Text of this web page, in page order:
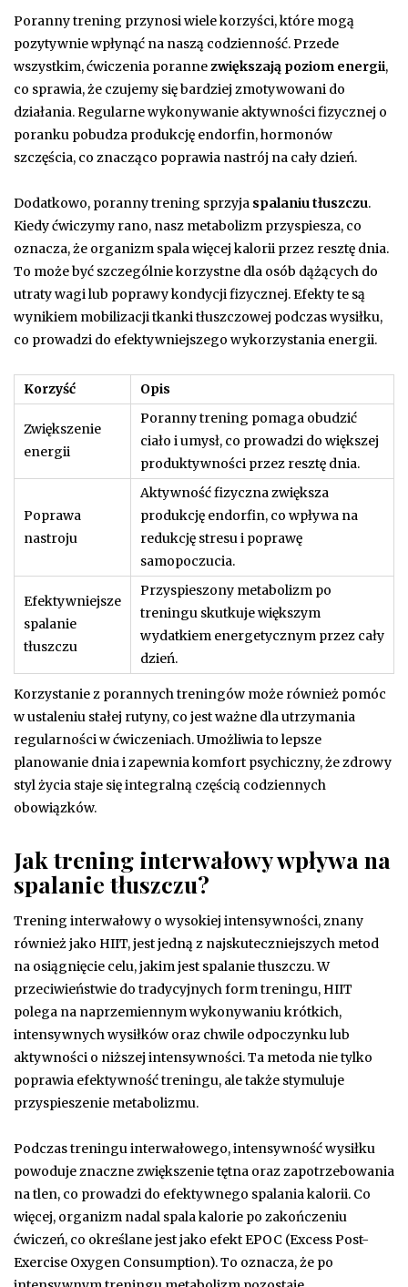
Poranny trening przynosi wiele korzyści, które mogą
pozytywnie wpłynąć na naszą codzienność. Przede
wszystkim, ćwiczenia porannezwiększają poziom energii,
co sprawia, że czujemy się bardziej zmotywowani do
działania. Regularne wykonywanie aktywności fizycznej o
poranku pobudza produkcję endorfin, hormonów
szczęścia, co znacząco poprawia nastrój na cały dzień.
Dodatkowo, poranny trening sprzyja spalaniu tłuszczu.
Kiedy ćwiczymy rano, nasz metabolizm przyspiesza, co
oznacza, że organizm spala więcej kalorii przez resztę dnia.
To może być szczególnie korzystne dla osób dążących do
utraty wagi lub poprawy kondycji fizycznej. Efekty te są
wynikiem mobilizacji tkanki tłuszczowej podczas wysiłku,
co prowadzi do efektywniejszego wykorzystania energii.
Korzyść Opis
Zwiększenie
energii
Poranny trening pomaga obudzić
ciało i umysł, co prowadzi do większej
produktywności przez resztę dnia.
Poprawa
nastroju
Aktywność fizyczna zwiększa
produkcję endorfin, co wpływa na
redukcję stresu i poprawę
samopoczucia.
Efektywniejsze
spalanie
tłuszczu
Przyspieszony metabolizm po
treningu skutkuje większym
wydatkiem energetycznym przez cały
dzień.
Korzystanie z porannych treningów może również pomóc
w ustaleniu stałej rutyny, co jest ważne dla utrzymania
regularności w ćwiczeniach. Umożliwia to lepsze
planowanie dnia i zapewnia komfort psychiczny, że zdrowy
styl życia staje się integralną częścią codziennych
obowiązków.
Jak trening interwałowy wpływa na
spalanie tłuszczu?
Trening interwałowy o wysokiej intensywności, znany
również jako HIIT, jest jedną z najskuteczniejszych metod
na osiągnięcie celu, jakim jest spalanie tłuszczu. W
przeciwieństwie do tradycyjnych form treningu, HIIT
polega na naprzemiennym wykonywaniu krótkich,
intensywnych wysiłków oraz chwile odpoczynku lub
aktywności o niższej intensywności. Ta metoda nie tylko
poprawia efektywność treningu, ale także stymuluje
przyspieszenie metabolizmu.
Podczas treningu interwałowego, intensywność wysiłku
powoduje znaczne zwiększenie tętna oraz zapotrzebowania
na tlen, co prowadzi do efektywnego spalania kalorii. Co
więcej, organizm nadal spala kalorie po zakończeniu
ćwiczeń, co określane jest jako efekt EPOC (Excess Post-
Exercise Oxygen Consumption). To oznacza, że po